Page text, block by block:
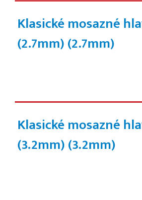
Klasické mosazné
(2.7mm)(2.7mm)
Klasické mosazné
(3.2mm)(3.2mm)